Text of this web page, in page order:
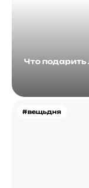
Что
#вещьдня